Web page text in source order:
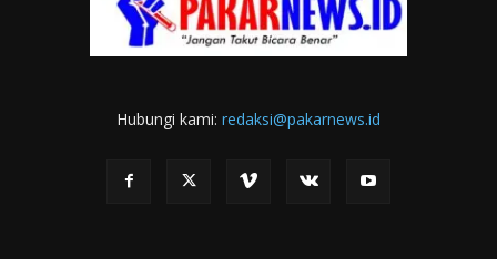
Hubungi kami: redaksi@pakarnews.id